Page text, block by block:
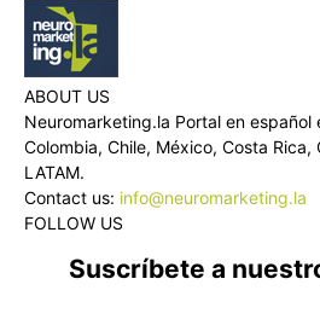
ABOUT US
Neuromarketing.la Portal en español
Colombia, Chile, México, Costa
LATAM.
Contact us: info@neuromarketing.la
FOLLOW US
Suscríbete a